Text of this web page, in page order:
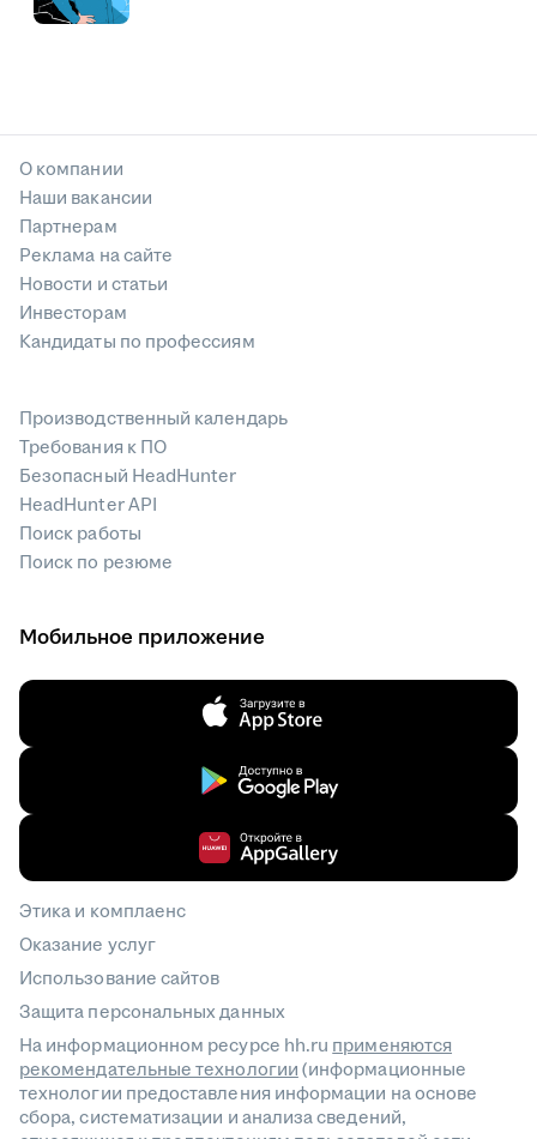
О компании
Наши вакансии
Партнерам
Реклама на сайте
Новости и статьи
Инвесторам
Кандидаты по профессиям
Производственный календарь
Требования к ПО
Безопасный HeadHunter
HeadHunter API
Поиск работы
Поиск по резюме
Мобильное приложение
Этика и комплаенс
Оказание услуг
Использование сайтов
Защита персональных данных
На информационном ресурсе hh.ru применяются
рекомендательные технологии(информационные
технологии предоставления информации на основе
сбора, систематизации и анализа сведений,